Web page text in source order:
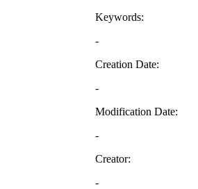
Keywords:
-
Creation Date:
-
Modification Date:
-
Creator:
-